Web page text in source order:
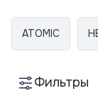
ATOMIC
Фильтры